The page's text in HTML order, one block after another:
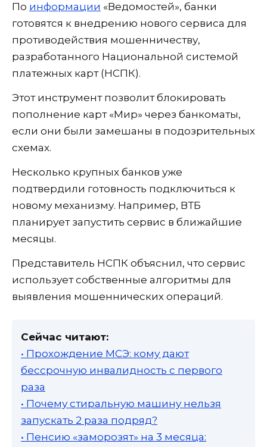
По информации «Ведомостей», банки
готовятся к внедрению нового сервиса для
противодействия мошенничеству,
разработанного Национальной системой
платежных карт (НСПК).
Этот инструмент позволит блокировать
пополнение карт «Мир» через банкоматы,
если они были замешаны в подозрительных
схемах.
Несколько крупных банков уже
подтвердили готовность подключиться к
новому механизму. Например, ВТБ
планирует запустить сервис в ближайшие
месяцы.
Представитель НСПК объяснил, что сервис
использует собственные алгоритмы для
выявления мошеннических операций.
Сейчас читают:
• Прохождение МСЭ: кому дают
бессрочную инвалидность с первого
раза
• Почему стиральную машину нельзя
запускать 2 раза подряд?
• Пенсию «заморозят» на 3 месяца: